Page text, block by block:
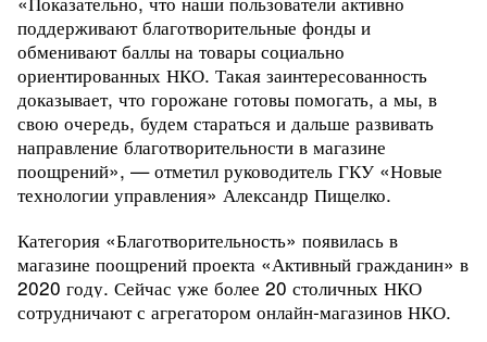
поддерживают благотворительные фонды и
обменивают баллы на товары социально
ориентированных НКО. Такая заинтересованность
доказывает, что горожане готовы помогать, а мы, в
свою очередь, будем стараться и дальше развивать
направление благотворительности в магазине
поощрений», — отметил руководитель ГКУ «Новые
технологии управления» Александр Пищелко.
Категория «Благотворительность» появилась в
магазине поощрений проекта «Активный гражданин» в
2020 году. Сейчас уже более 20 столичных НКО
сотрудничают с агрегатором онлайн-магазинов НКО.